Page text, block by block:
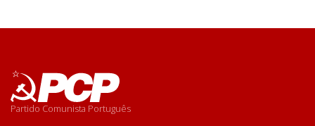
Partido Comunista Português